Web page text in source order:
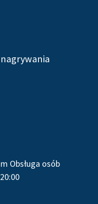
Obsługa osób